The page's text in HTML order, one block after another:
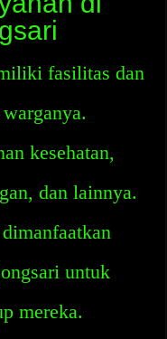
fasilitas dan
kesehatan,
dan lainnya.
untuk
mereka.